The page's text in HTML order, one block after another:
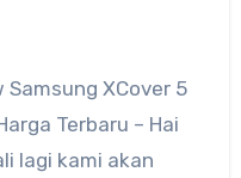
XCover 5
Terbaru – Hai
lagi kami akan